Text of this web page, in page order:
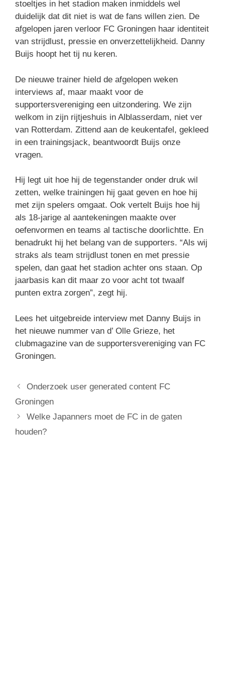
stoeltjes in het stadion maken inmiddels wel
duidelijk dat dit niet is wat de fans willen zien. De
afgelopen jaren verloor FC Groningen haar identiteit
van strijdlust, pressie en onverzettelijkheid. Danny
Buijs hoopt het tij nu keren.
De nieuwe trainer hield de afgelopen weken
interviews af, maar maakt voor de
supportersvereniging een uitzondering. We zijn
welkom in zijn rijtjeshuis in Alblasserdam, niet ver
van Rotterdam. Zittend aan de keukentafel, gekleed
in een trainingsjack, beantwoordt Buijs onze
vragen.
Hij legt uit hoe hij de tegenstander onder druk wil
zetten, welke trainingen hij gaat geven en hoe hij
met zijn spelers omgaat. Ook vertelt Buijs hoe hij
als 18-jarige al aantekeningen maakte over
oefenvormen en teams al tactische doorlichtte. En
benadrukt hij het belang van de supporters. “Als wij
straks als team strijdlust tonen en met pressie
spelen, dan gaat het stadion achter ons staan. Op
jaarbasis kan dit maar zo voor acht tot twaalf
punten extra zorgen”, zegt hij.
Lees het uitgebreide interview met Danny Buijs in
het nieuwe nummer van d’ Olle Grieze, het
clubmagazine van de supportersvereniging van FC
Groningen.
Onderzoek user generated content FC
Groningen
Welke Japanners moet de FC in de gaten
houden?